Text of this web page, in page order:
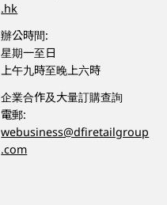
.hk
辦公時間:
星期一至日
上午九時至晚上六時
企業合作及大量訂購查詢
電郵:
webusiness@dfiretailgroup
.com